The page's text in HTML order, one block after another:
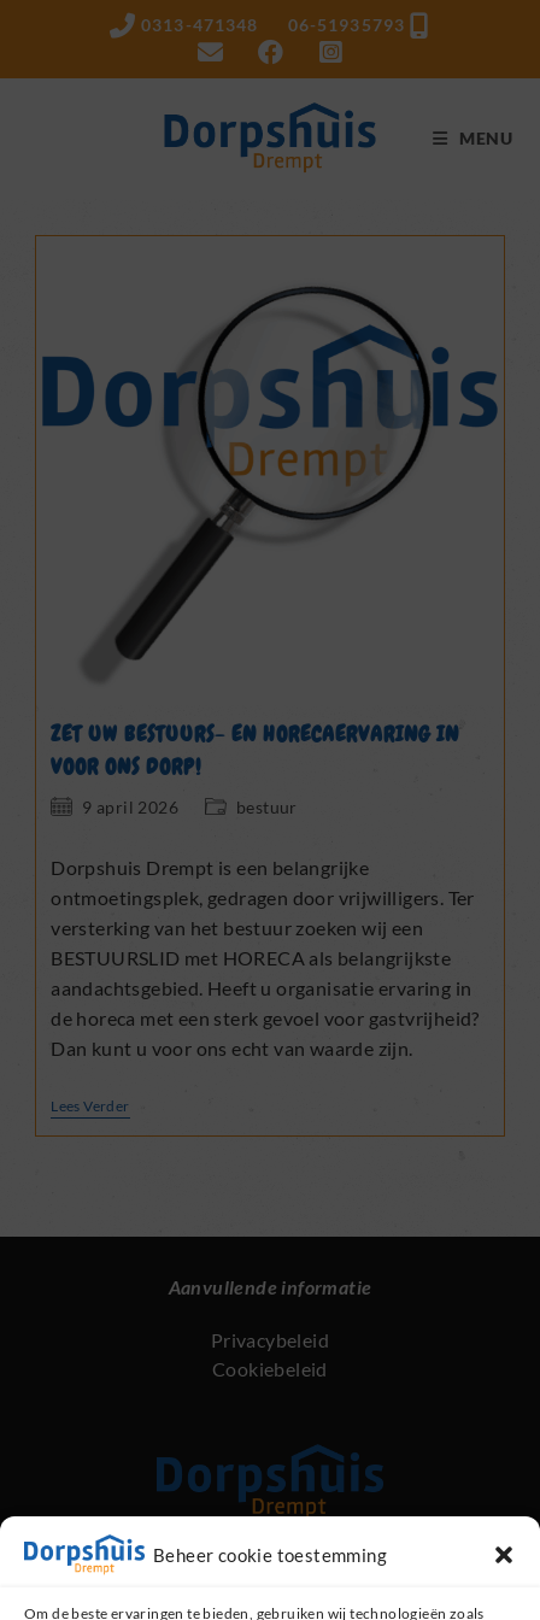
Beheer cookie toestemming
Om de beste ervaringen te bieden, gebruiken wij technologieën zoals
inhoud
0313-471348 06-51935793
MENU
ZET UW BESTUURS- EN HORECAERVARING IN
VOOR ONS DORP!
Bericht9 april 2026 Berichtcategorie:
bestuur
Dorpshuis Drempt is een belangrijke
ontmoetingsplek, gedragen door vrijwilligers. Ter
versterking van het bestuur zoeken wij een
BESTUURSLID met HORECA als belangrijkste
aandachtsgebied. Heeft u organisatie ervaring in
de horeca met een sterk gevoel voor gastvrijheid?
Dan kunt u voor ons echt van waarde zijn.
Lees VerderZET
UW
ONS
Aanvullende informatie
Privacybeleid
Cookiebeleid
Kerkstraat 89, 6996 AG Drempt